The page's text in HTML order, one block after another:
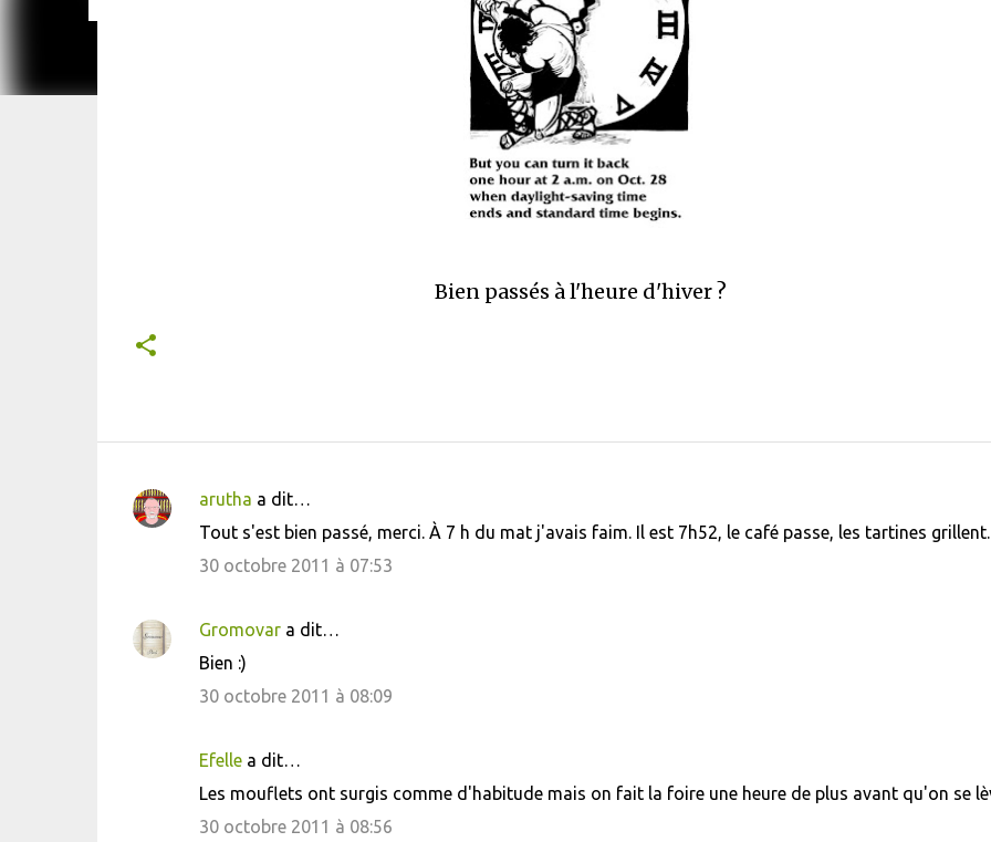
Bien passés à l'heure d'hiver ?
C
e
arutha a dit…
Tout s'est bien passé, merci. À 7 h du mat j'avais faim. Il est 7h52, le café passe, les tartines grillent.
30 octobre 2011 à 07:53
Gromovara dit…
Bien :)
30 octobre 2011 à 08:09
Efellea dit…
Les mouflets ont surgis comme d'habitude mais on fait la foire une heure de plus avant qu'on se
30 octobre 2011 à 08:56